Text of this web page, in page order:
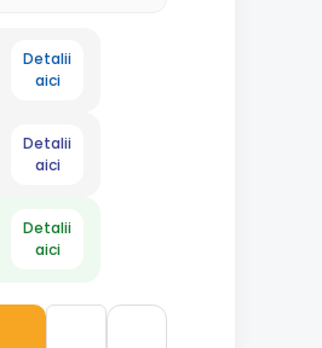
Detalii
aici
Detalii
aici
Detalii
aici